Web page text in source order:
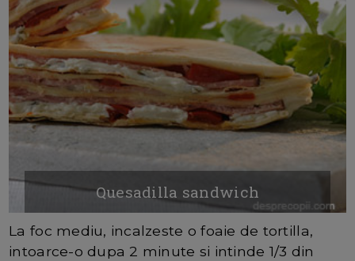
Quesadilla sandwich
La foc mediu, incalzeste o foaie de tortilla,
intoarce-o dupa 2 minute si intinde 1/3 din